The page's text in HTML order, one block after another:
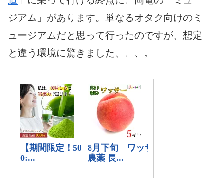
ジアム」があります。単なるオタク向けのミ
ュージアムだと思って行ったのですが、想定
と違う環境に驚きました、、、。